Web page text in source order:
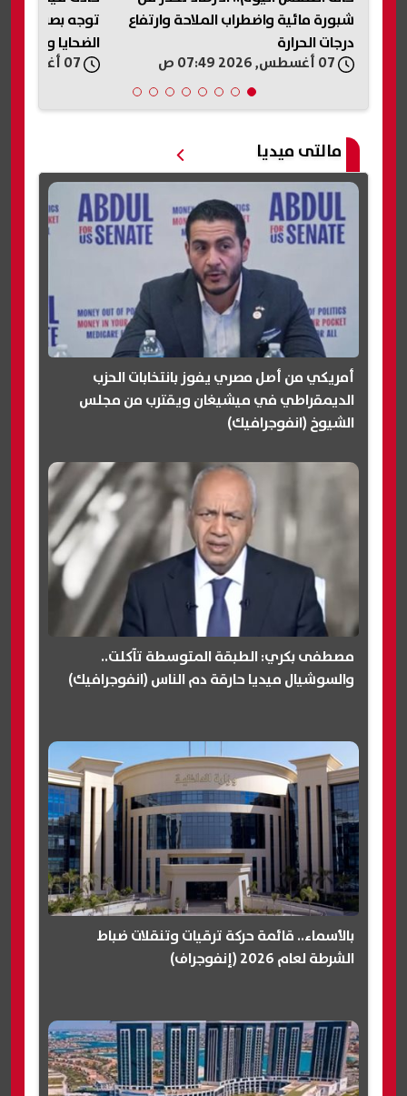
توجه بصرف مساعدات عاجلة لأسر
الضحايا والمصابين
التموين تعلن
المخابز المخالفة
مالتى ميديا
أمريكي من أصل مصري يفوز بانتخابات الحزب
الديمقراطي في ميشيغان ويقترب من مجلس
الشيوخ (انفوجرافيك)
مصطفى بكري: الطبقة المتوسطة تآكلت..
والسوشيال ميديا حارقة دم الناس (انفوجرافيك)
بالأسماء.. قائمة حركة ترقيات وتنقلات ضباط
الشرطة لعام 2026 (إنفوجراف)